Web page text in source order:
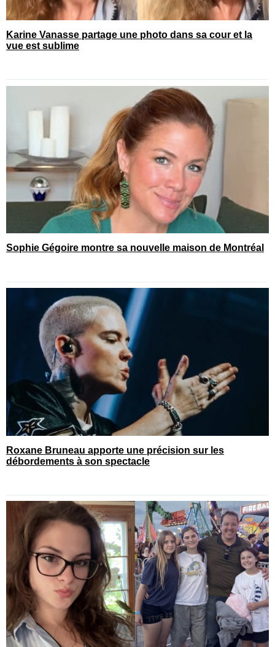
Karine Vanasse partage une photo dans sa cour et la
vue est sublime
Sophie Gégoire montre sa nouvelle maison de Montréal
Roxane Bruneau apporte une précision sur les
débordements à son spectacle